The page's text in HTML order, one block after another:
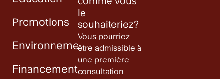
Promotions
Environnement
Financement
le
souhaiteriez?
Vous pourriez
être admissible à
une première
consultation